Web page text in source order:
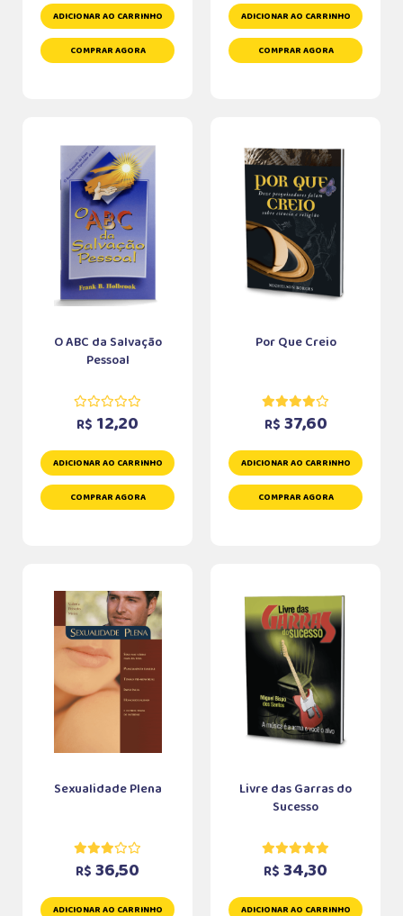
ADICIONAR AO CARRINHO
COMPRAR AGORA
ADICIONAR AO CARRINHO
COMPRAR AGORA
O ABC da Salvação
Pessoal
R$ 12,20
ADICIONAR AO CARRINHO
COMPRAR AGORA
Por Que Creio
R$ 37,60
ADICIONAR AO CARRINHO
COMPRAR AGORA
Sexualidade Plena
R$ 36,50
ADICIONAR AO CARRINHO
Livre das Garras do
Sucesso
R$ 34,30
ADICIONAR AO CARRINHO